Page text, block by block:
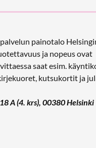
painotalo
ja nopeus ovat
saat esim.
kutsukortit ja
A (4. krs), 00380 Helsinki